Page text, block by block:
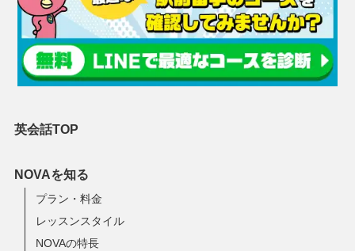
英会話TOP
NOVAを知る
プラン・料金
レッスンスタイル
NOVAの特長